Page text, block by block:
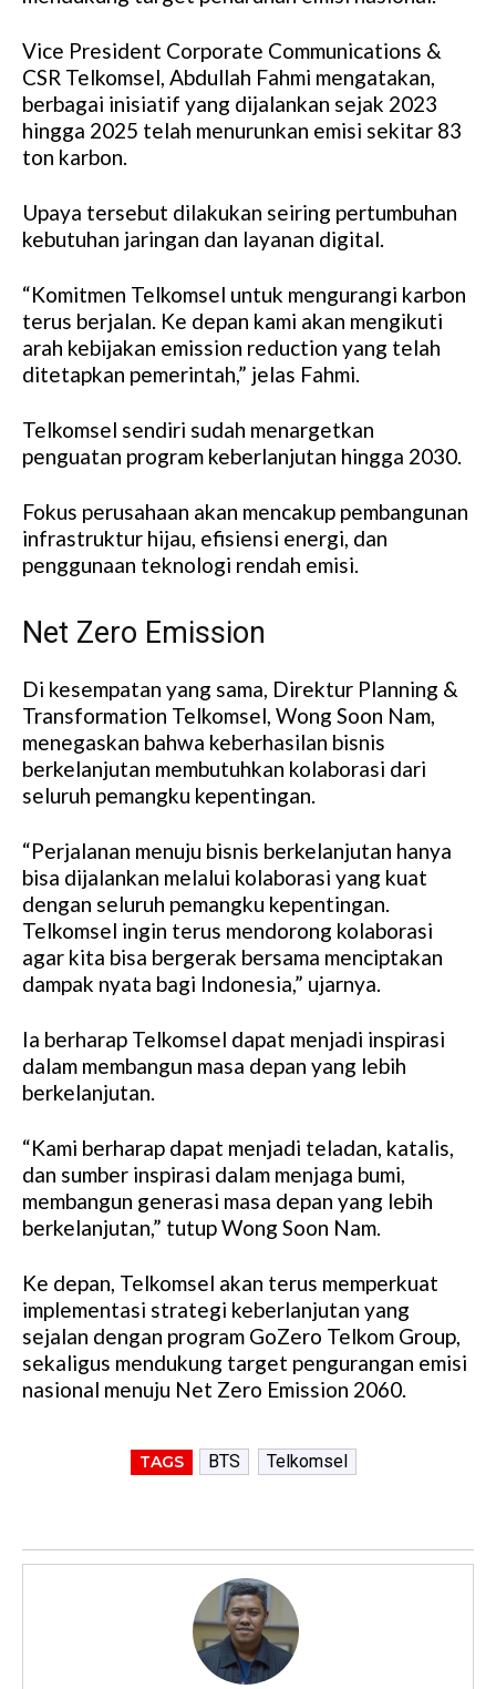
Vice President Corporate Communications &
CSR Telkomsel, Abdullah Fahmi mengatakan,
berbagai inisiatif yang dijalankan sejak 2023
hingga 2025 telah menurunkan emisi sekitar 83
ton karbon.
Upaya tersebut dilakukan seiring pertumbuhan
kebutuhan jaringan dan layanan digital.
“Komitmen Telkomsel untuk mengurangi karbon
terus berjalan. Ke depan kami akan mengikuti
arah kebijakan emission reduction yang telah
ditetapkan pemerintah,” jelas Fahmi.
Telkomsel sendiri sudah menargetkan
penguatan program keberlanjutan hingga 2030.
Fokus perusahaan akan mencakup pembangunan
infrastruktur hijau, efisiensi energi, dan
penggunaan teknologi rendah emisi.
Net Zero Emission
Di kesempatan yang sama, Direktur Planning &
Transformation Telkomsel, Wong Soon Nam,
menegaskan bahwa keberhasilan bisnis
berkelanjutan membutuhkan kolaborasi dari
seluruh pemangku kepentingan.
“Perjalanan menuju bisnis berkelanjutan hanya
bisa dijalankan melalui kolaborasi yang kuat
dengan seluruh pemangku kepentingan.
Telkomsel ingin terus mendorong kolaborasi
agar kita bisa bergerak bersama menciptakan
dampak nyata bagi Indonesia,” ujarnya.
Ia berharap Telkomsel dapat menjadi inspirasi
dalam membangun masa depan yang lebih
berkelanjutan.
“Kami berharap dapat menjadi teladan, katalis,
dan sumber inspirasi dalam menjaga bumi,
membangun generasi masa depan yang lebih
berkelanjutan,” tutup Wong Soon Nam.
Ke depan, Telkomsel akan terus memperkuat
implementasi strategi keberlanjutan yang
sejalan dengan program GoZero Telkom Group,
sekaligus mendukung target pengurangan emisi
nasional menuju Net Zero Emission 2060.
TAGS BTS Telkomsel